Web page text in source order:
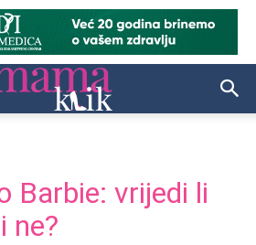
Barbie: vrijedi li
ne?